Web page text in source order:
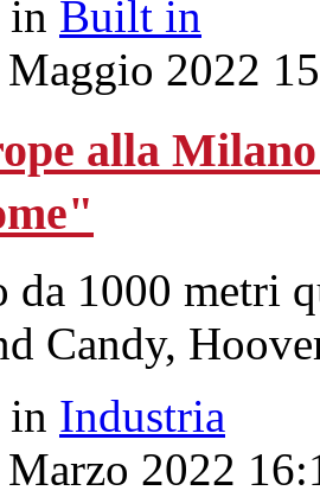
in Built in
Maggio 2022
alla
da 1000 metri
Candy,
in Industria
Marzo 2022